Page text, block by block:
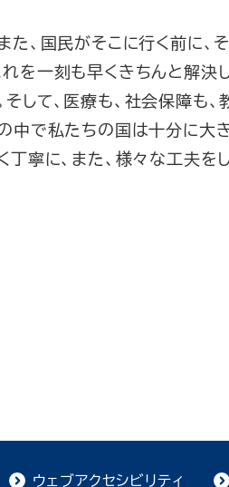
た、国民がそこに行く前に
を一刻も早くきちんと解決
して、医療も、社会保障も、
中で私たちの国は十分に大
丁寧に、また、様々な工夫を
ウェブアクセシビリティ